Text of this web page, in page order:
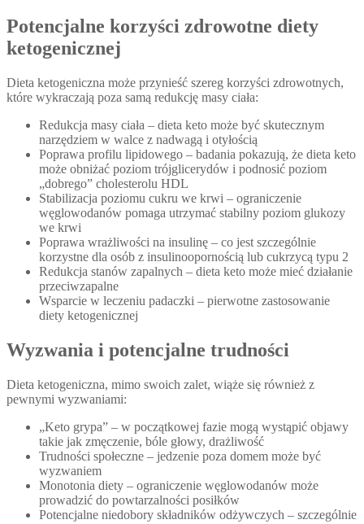
Potencjalne korzyści zdrowotne diety
ketogenicznej
Dieta ketogeniczna może przynieść szereg korzyści zdrowotnych,
które wykraczają poza samą redukcję masy ciała:
Redukcja masy ciała – dieta keto może być skutecznym
narzędziem w walce z nadwagą i otyłością
Poprawa profilu lipidowego – badania pokazują, że dieta keto
może obniżać poziom trójglicerydów i podnosić poziom
„dobrego” cholesterolu HDL
Stabilizacja poziomu cukru we krwi – ograniczenie
węglowodanów pomaga utrzymać stabilny poziom glukozy
we krwi
Poprawa wrażliwości na insulinę – co jest szczególnie
korzystne dla osób z insulinoopornością lub cukrzycą typu 2
Redukcja stanów zapalnych – dieta keto może mieć działanie
przeciwzapalne
Wsparcie w leczeniu padaczki – pierwotne zastosowanie
diety ketogenicznej
Wyzwania i potencjalne trudności
Dieta ketogeniczna, mimo swoich zalet, wiąże się również z
pewnymi wyzwaniami:
„Keto grypa” – w początkowej fazie mogą wystąpić objawy
takie jak zmęczenie, bóle głowy, drażliwość
Trudności społeczne – jedzenie poza domem może być
wyzwaniem
Monotonia diety – ograniczenie węglowodanów może
prowadzić do powtarzalności posiłków
Potencjalne niedobory składników odżywczych – szczególnie